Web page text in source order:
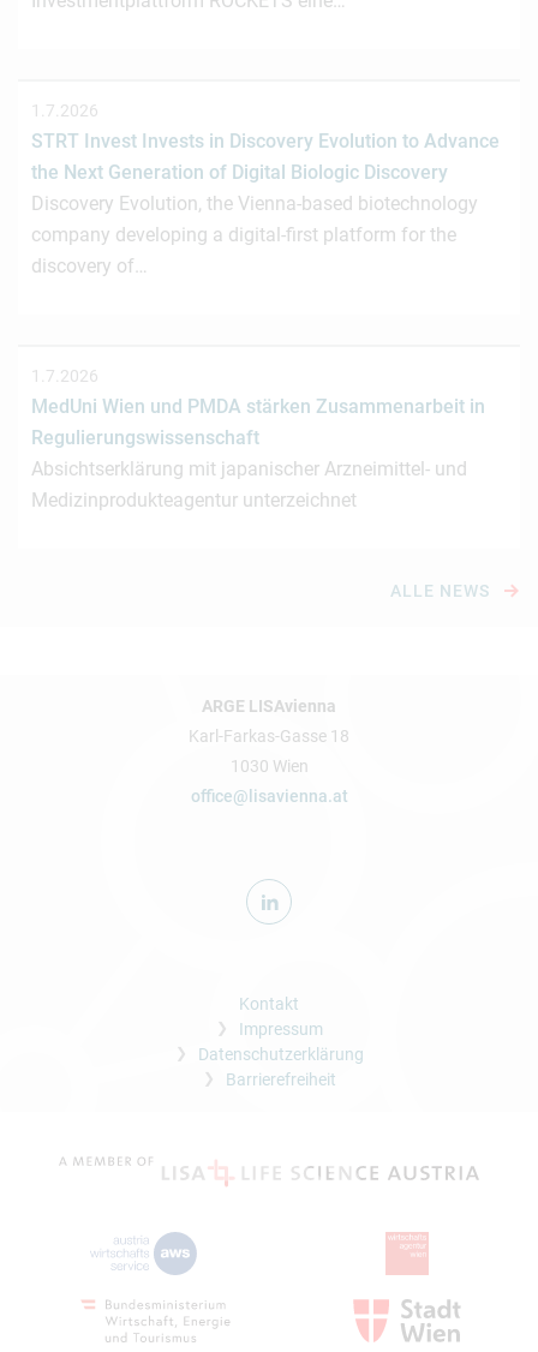
1.7.2026
STRT Invest Invests in Discovery Evolution to Advance
the Next Generation of Digital Biologic Discovery
Discovery Evolution, the Vienna-based biotechnology
company developing a digital-first platform for the
discovery of…
1.7.2026
MedUni Wien und PMDA stärken Zusammenarbeit in
Regulierungswissenschaft
Absichtserklärung mit japanischer Arzneimittel- und
Medizinprodukteagentur unterzeichnet
ALLE NEWS
ARGE LISAvienna
Karl-Farkas-Gasse 18
1030 Wien
office@lisavienna.at
Kontakt
Impressum
Datenschutzerklärung
Barrierefreiheit